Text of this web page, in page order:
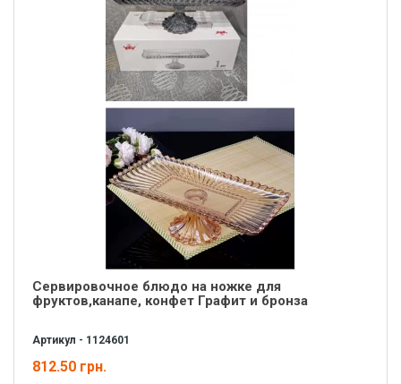
Сервировочное блюдо на ножке для
фруктов,канапе, конфет Графит и бронза
Артикул - 1124601
812.50 грн.